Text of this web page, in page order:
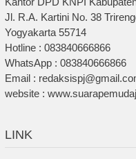
Jl. R.A. Kartini No. 38
Yogyakarta 55714
Hotline : 083840666866
WhatsApp : 083840666866
Email :
website :
LINK